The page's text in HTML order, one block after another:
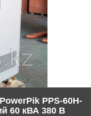
PPS-60H-
60 кВА 380 В